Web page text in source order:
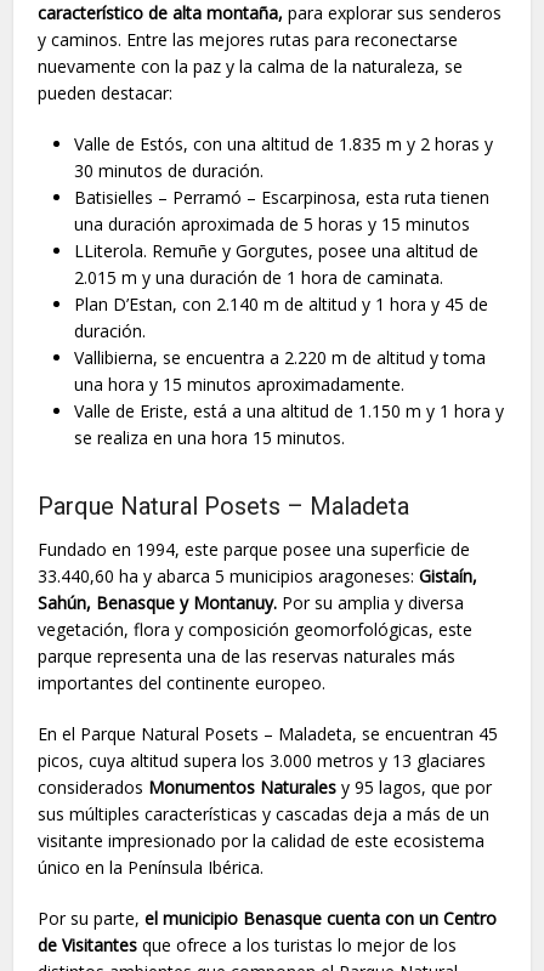
característico de alta montaña, para explorar sus senderos
y caminos. Entre las mejores rutas para reconectarse
nuevamente con la paz y la calma de la naturaleza, se
pueden destacar:
Valle de Estós, con una altitud de 1.835 m y 2 horas y
30 minutos de duración.
Batisielles – Perramó – Escarpinosa, esta ruta tienen
una duración aproximada de 5 horas y 15 minutos
LLiterola. Remuñe y Gorgutes, posee una altitud de
2.015 m y una duración de 1 hora de caminata.
Plan D’Estan, con 2.140 m de altitud y 1 hora y 45 de
duración.
Vallibierna, se encuentra a 2.220 m de altitud y toma
una hora y 15 minutos aproximadamente.
Valle de Eriste, está a una altitud de 1.150 m y 1 hora y
se realiza en una hora 15 minutos.
Parque Natural Posets – Maladeta
Fundado en 1994, este parque posee una superficie de
33.440,60 ha y abarca 5 municipios aragoneses:Gistaín,
Sahún, Benasque y Montanuy. Por su amplia y diversa
vegetación, flora y composición geomorfológicas, este
parque representa una de las reservas naturales más
importantes del continente europeo.
En el Parque Natural Posets – Maladeta, se encuentran 45
picos, cuya altitud supera los 3.000 metros y 13 glaciares
considerados Monumentos Naturales y 95 lagos, que por
sus múltiples características y cascadas deja a más de un
visitante impresionado por la calidad de este ecosistema
único en la Península Ibérica.
Por su parte,el municipio Benasque cuenta con un Centro
de Visitantes que ofrece a los turistas lo mejor de los